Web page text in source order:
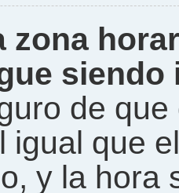
zona
siendo
de
igual que
y la hora